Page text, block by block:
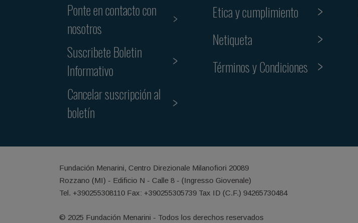
Ponte en contacto con
nosotros
Suscribete Boletin
Informativo
Cancelar suscripción al
boletín
Etica y cumplimiento
Netiqueta
Términos y Condiciones
Fundación Menarini, Centro Direzionale Milanofiori 20089
Rozzano (MI) - Edificio N - Calle 8 - (Ingresso Giovenale)
Tel. +390255308110 Fax: +390255305739 Tax ID (C.F.) 94265730484
© 2025 Fundación Menarini - Todos los derechos reservados